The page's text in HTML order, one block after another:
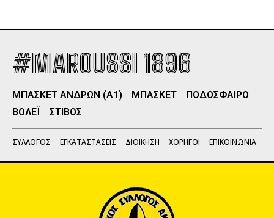
#MAROUSSI 1896
ΜΠΑΣΚΕΤ ΑΝΔΡΩΝ (Α1) ΜΠΑΣΚΕΤ
ΠΟΔΟΣΦΑΙΡΟ
ΒΟΛΕΪ
ΣΤΙΒΟΣ
ΣΥΛΛΟΓΟΣ ΕΓΚΑΤΑΣΤΑΣΕΙΣ ΔΙΟΙΚΗΣΗ ΧΟΡΗΓΟΙ ΕΠΙΚΟΙΝΩΝΙΑ